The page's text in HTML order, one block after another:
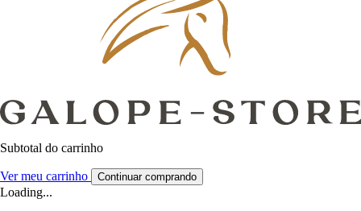
Subtotal do carrinho
Ver meu carrinho Continuar comprando
Loading...